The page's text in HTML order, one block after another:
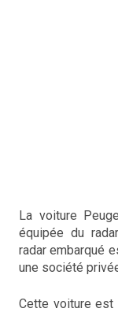
La voiture
équipée du
radar embarqué
une société
Cette voiture est